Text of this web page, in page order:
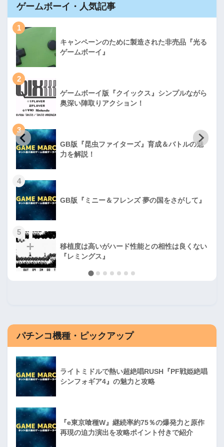
ゲームボーイ・人気記事
1
キャンペーンのために製造された非売品『光る
ゲームボーイ』
2
ゲームボーイ版『クイックス』シンプルながら
奥深い陣取りアクション！
3
GB版『昆虫ファイターズ』育成＆バトルの魅
力を解説！
4
GB版『ミニー＆フレンズ 夢の国をさがして』
5
移植度は高いがハード性能との相性は良くない
『レミングス』
パチンコ機種・ピックアップ
ライトミドルで熱い超絶唱RUSH『PF戦姫絶唱
シンフォギア4』の魅力と攻略
『e東京喰種W』継続率約75％の爆発力と原作
再現の迫力演出を攻略ポイント付きで紹介